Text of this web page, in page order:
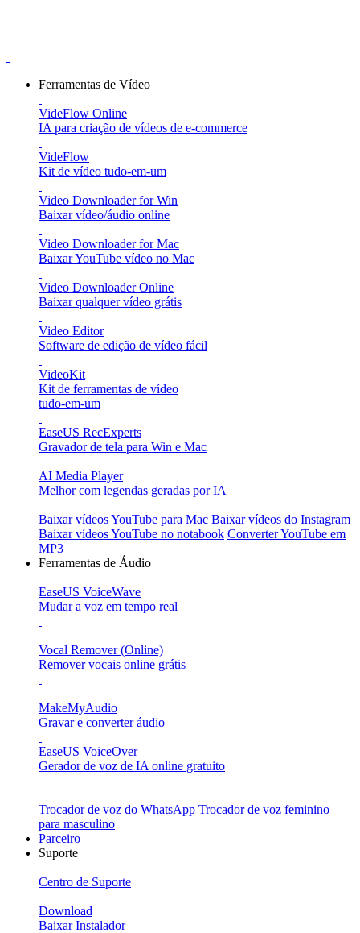
Ferramentas de Vídeo
VideFlow Online
IA para criação de vídeos de e-commerce
VideFlow
Kit de vídeo tudo-em-um
Video Downloader for Win
Baixar vídeo/áudio online
Video Downloader for Mac
Baixar YouTube vídeo no Mac
Video Downloader Online
Baixar qualquer vídeo grátis
Video Editor
Software de edição de vídeo fácil
VideoKit
Kit de ferramentas de vídeo
tudo-em-um
EaseUS RecExperts
Gravador de tela para Win e Mac
AI Media Player
Melhor com legendas geradas por IA
Baixar vídeos YouTube para Mac Baixar vídeos do Instagram
Baixar vídeos YouTube no notabook Converter YouTube em
MP3
Ferramentas de Áudio
EaseUS VoiceWave
Mudar a voz em tempo real
Vocal Remover (Online)
Remover vocais online grátis
MakeMyAudio
Gravar e converter áudio
EaseUS VoiceOver
Gerador de voz de IA online gratuito
Trocador de voz do WhatsApp Trocador de voz feminino
para masculino
Parceiro
Suporte
Centro de Suporte
Download
Baixar Instalador